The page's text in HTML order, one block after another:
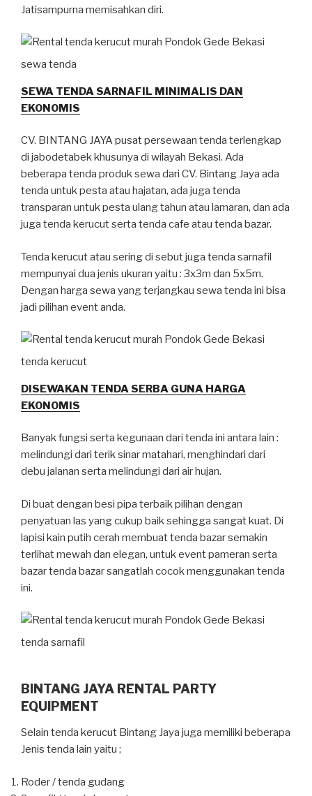
Jatisampurna memisahkan diri.
sewa tenda
SEWA TENDA SARNAFIL MINIMALIS DAN
EKONOMIS
CV. BINTANG JAYA pusat persewaan tenda terlengkap
di jabodetabek khusunya di wilayah Bekasi. Ada
beberapa tenda produk sewa dari CV. Bintang Jaya ada
tenda untuk pesta atau hajatan, ada juga tenda
transparan untuk pesta ulang tahun atau lamaran, dan ada
juga tenda kerucut serta tenda cafe atau tenda bazar.
Tenda kerucut atau sering di sebut juga tenda sarnafil
mempunyai dua jenis ukuran yaitu : 3x3m dan 5x5m.
Dengan harga sewa yang terjangkau sewa tenda ini bisa
jadi pilihan event anda.
tenda kerucut
DISEWAKAN TENDA SERBA GUNA HARGA
EKONOMIS
Banyak fungsi serta kegunaan dari tenda ini antara lain :
melindungi dari terik sinar matahari, menghindari dari
debu jalanan serta melindungi dari air hujan.
Di buat dengan besi pipa terbaik pilihan dengan
penyatuan las yang cukup baik sehingga sangat kuat. Di
lapisi kain putih cerah membuat tenda bazar semakin
terlihat mewah dan elegan, untuk event pameran serta
bazar tenda bazar sangatlah cocok menggunakan tenda
ini.
tenda sarnafil
BINTANG JAYA RENTAL PARTY
EQUIPMENT
Selain tenda kerucut Bintang Jaya juga memiliki beberapa
Jenis tenda lain yaitu ;
Roder / tenda gudang